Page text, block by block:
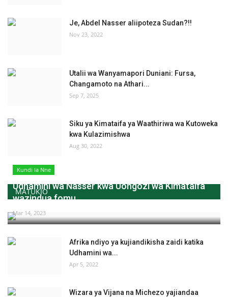
Je, Abdel Nasser aliipoteza Sudan?!!
Nov 23, 2022
Utalii wa Wanyamapori Duniani: Fursa,
Changamoto na Athari...
Sep 7, 2025
Siku ya Kimataifa ya Waathiriwa wa Kutoweka
kwa Kulazimishwa
Aug 30, 2022
MATUKIO
Kundi la Nne
Udhamini wa Nasser kwa Uongozi wa Kimataifa
wazindua fomu...
Mar 14, 2023
Afrika ndiyo ya kujiandikisha zaidi katika
Udhamini wa...
Apr 5, 2022
Wizara ya Vijana na Michezo yajiandaa